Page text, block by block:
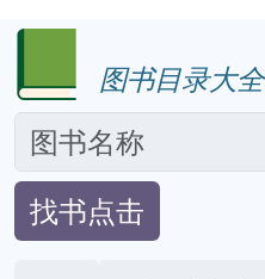
图书目录大全
找书点击